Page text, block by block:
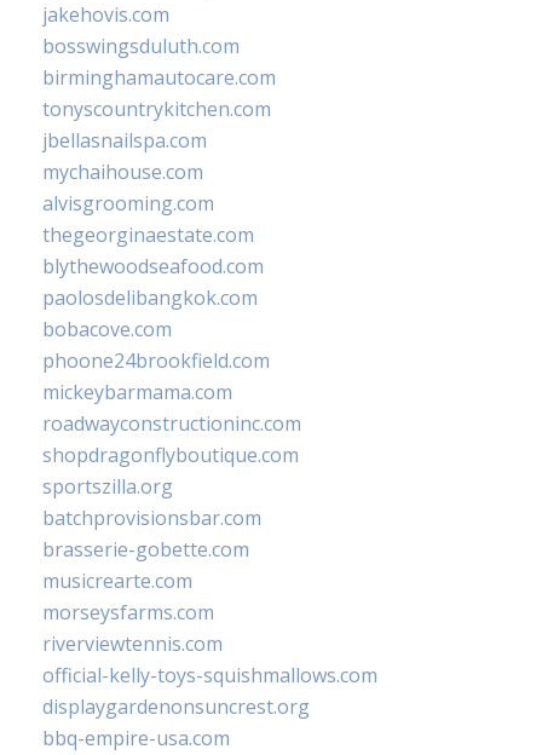
jakehovis.com
bosswingsduluth.com
birminghamautocare.com
tonyscountrykitchen.com
jbellasnailspa.com
mychaihouse.com
alvisgrooming.com
thegeorginaestate.com
blythewoodseafood.com
paolosdelibangkok.com
bobacove.com
phoone24brookfield.com
mickeybarmama.com
roadwayconstructioninc.com
shopdragonflyboutique.com
sportszilla.org
batchprovisionsbar.com
brasserie-gobette.com
musicrearte.com
morseysfarms.com
riverviewtennis.com
official-kelly-toys-squishmallows.com
displaygardenonsuncrest.org
bbq-empire-usa.com